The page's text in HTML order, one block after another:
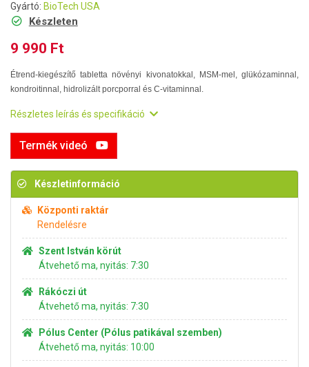
Gyártó: BioTech USA
Készleten
9 990 Ft
Étrend-kiegészítő tabletta növényi kivonatokkal, MSM-mel, glükózaminnal,
kondroitinnal, hidrolizált porcporral és C-vitaminnal.
Részletes leírás és specifikáció
Termék videó
Készletinformáció
Központi raktár
Rendelésre
Szent István körút
Átvehető ma, nyitás: 7:30
Rákóczi út
Átvehető ma, nyitás: 7:30
Pólus Center (Pólus patikával szemben)
Átvehető ma, nyitás: 10:00